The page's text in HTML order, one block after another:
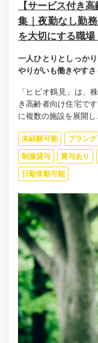
【サービス付き
集｜夜勤なし勤
を大切にする職
一人ひとりとしっか
やりがいも働きやすさ
「ヒビオ鶴見」は、
き高齢者向け住宅で
に複数の施設を展開
未経験可能 ブラン
制服貸与 賞与あり
日勤常勤可能